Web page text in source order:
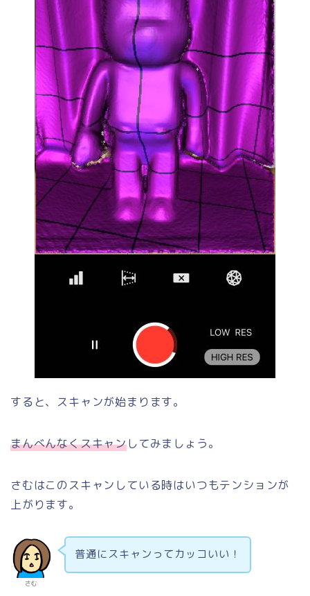
すると、スキャンが始まります。
まんべんなくスキャンしてみましょう。
さむはこのスキャンしている時はいつもテンションが
上がります。
さむ
普通にスキャンってカッコいい！